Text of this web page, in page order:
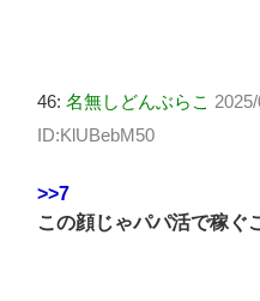
46: 名無しどんぶらこ
ID:KlUBebM50
>>7
この顔じゃパパ活で稼ぐ